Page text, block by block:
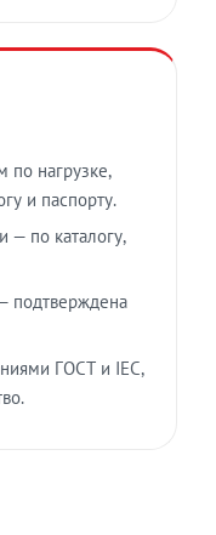
по нагрузке,
и паспорту.
— по каталогу,
подтверждена
ГОСТ и IEC,